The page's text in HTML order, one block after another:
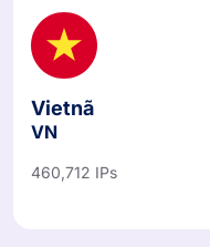
Vietnã
VN
460,712 IPs